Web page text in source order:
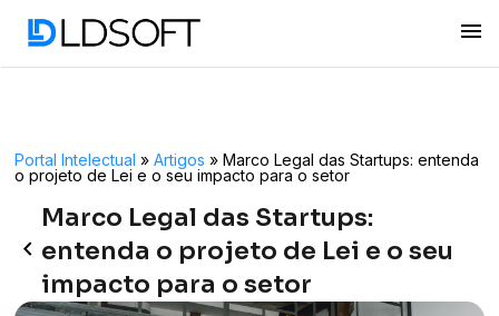
menu
Portal Intelectual » Artigos » Marco Legal das Startups: entenda
o projeto de Lei e o seu impacto para o setor
keyboard_arrow_left
Marco Legal das Startups:
entenda o projeto de Lei e o seu
impacto para o setor